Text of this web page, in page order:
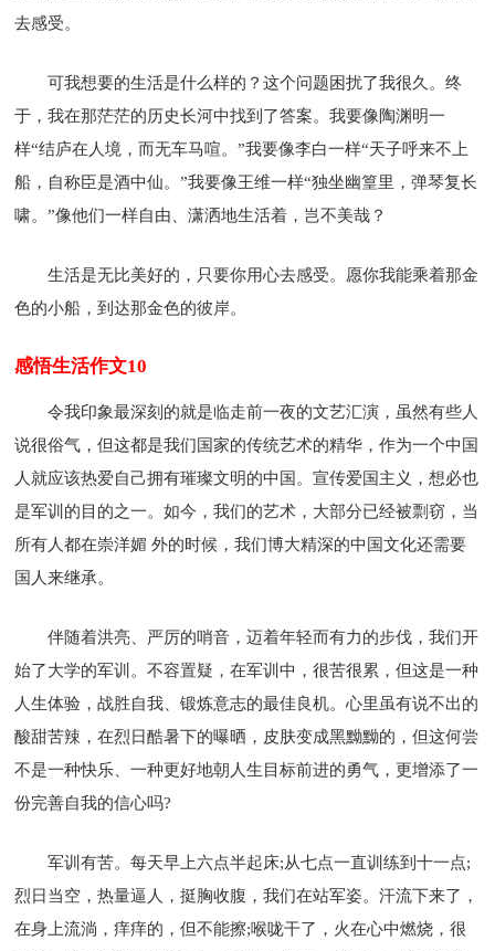
去感受。
可我想要的生活是什么样的？这个问题困扰了我很久。终
于，我在那茫茫的历史长河中找到了答案。我要像陶渊明一
样“结庐在人境，而无车马喧。”我要像李白一样“天子呼来不上
船，自称臣是酒中仙。”我要像王维一样“独坐幽篁里，弹琴复长
啸。”像他们一样自由、潇洒地生活着，岂不美哉？
生活是无比美好的，只要你用心去感受。愿你我能乘着那金
色的小船，到达那金色的彼岸。
感悟生活作文10
令我印象最深刻的就是临走前一夜的文艺汇演，虽然有些人
说很俗气，但这都是我们国家的传统艺术的精华，作为一个中国
人就应该热爱自己拥有璀璨文明的中国。宣传爱国主义，想必也
是军训的目的之一。如今，我们的艺术，大部分已经被剽窃，当
所有人都在崇洋媚 外的时候，我们博大精深的中国文化还需要
国人来继承。
伴随着洪亮、严厉的哨音，迈着年轻而有力的步伐，我们开
始了大学的军训。不容置疑，在军训中，很苦很累，但这是一种
人生体验，战胜自我、锻炼意志的最佳良机。心里虽有说不出的
酸甜苦辣，在烈日酷暑下的曝晒，皮肤变成黑黝黝的，但这何尝
不是一种快乐、一种更好地朝人生目标前进的勇气，更增添了一
份完善自我的信心吗?
军训有苦。每天早上六点半起床;从七点一直训练到十一点;
烈日当空，热量逼人，挺胸收腹，我们在站军姿。汗流下来了，
在身上流淌，痒痒的，但不能擦;喉咙干了，火在心中燃烧，很